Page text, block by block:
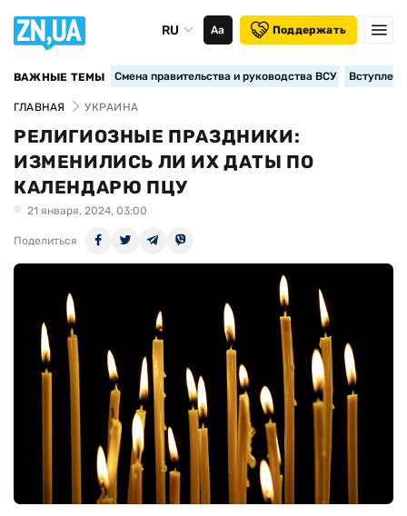
RU Аа Поддержать
ВАЖНЫЕ ТЕМЫ Смена правительства и руководства ВСУ
ГЛАВНАЯ УКРАИНА
РЕЛИГИОЗНЫЕ ПРАЗДНИКИ:
ИЗМЕНИЛИСЬ ЛИ ИХ ДАТЫ ПО
КАЛЕНДАРЮ ПЦУ
21 января, 2024, 03:00
Поделиться